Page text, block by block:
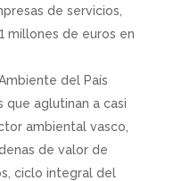
de servicios,
millones de euros en
del País
que aglutinan a casi
ambiental vasco,
de valor de
ciclo integral del